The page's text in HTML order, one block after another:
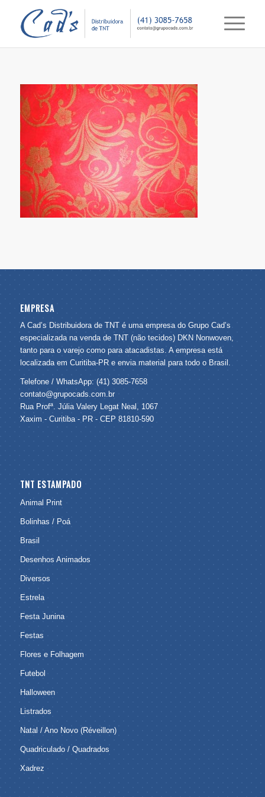
EMPRESA
A Cad’s Distribuidora de TNT é uma empresa do Grupo Cad’s
especializada na venda de TNT (não tecidos) DKN Nonwoven,
tanto para o varejo como para atacadistas. A empresa está
localizada em Curitiba-PR e envia material para todo o Brasil.
Telefone / WhatsApp: (41) 3085-7658
contato@grupocads.com.br
Rua Profª. Júlia Valery Legat Neal, 1067
Xaxim - Curitiba - PR - CEP 81810-590
TNT ESTAMPADO
Animal Print
Bolinhas / Poá
Brasil
Desenhos Animados
Diversos
Estrela
Festa Junina
Festas
Flores e Folhagem
Futebol
Halloween
Listrados
Natal / Ano Novo (Réveillon)
Quadriculado / Quadrados
Xadrez